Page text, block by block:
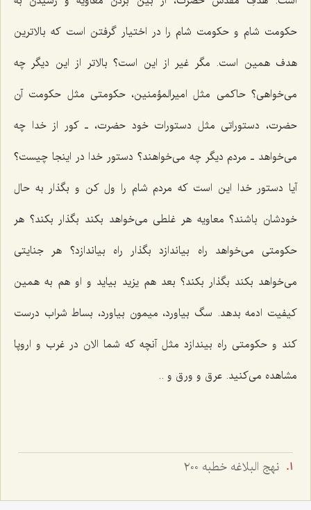
حكومت شام و حكومت شام را در اختیار گرفتن است كه بالاترین
هدف همین است. مگر غیر از این است؟ بالاتر از این دیگر چه
می‌خواهی؟ حاكمی مثل امیرالمؤمنین، حكومتی مثل حكومت آن
حضرت، دستوراتی مثل دستورات خود حضرت، ـ كور از خدا چه
می‌خواهد ـ مردم دیگر چه می‌خواهند؟ دستور خدا در اینجا چیست؟
آیا دستور خدا این است كه مردم شام را ول كن و بگذار به حال
خودشان باشند؟ معاویه هر غلطی می‌خواهد بكند بگذار بكند؟ هر
حكومتی می‌خواهد راه بیاندازد بگذار راه بیاندازد؟ هر جنایتی
می‌خواهد بكند بگذار بكند؟ بعد هم یزید بیاید و او هم به همین
كیفیت ادمه بدهد. سگ بیاورد، میمون بیاورد، بساط شراب درست
كند و حكومتی راه بیندازد مثل آنچه كه شما الان در غرب و اروپا
مشاهده می‌كنید. عرق و ورق و ..
نهج البلاغه خطبه ٢٠٠